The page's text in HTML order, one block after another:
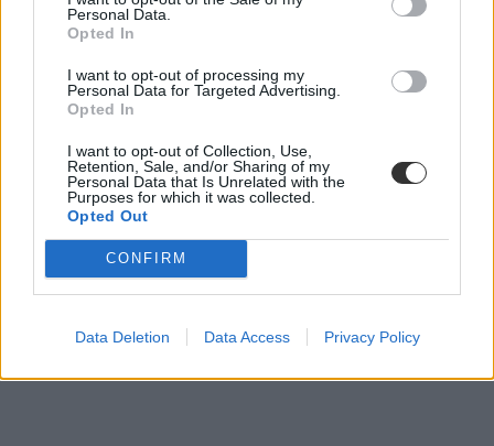
Personal Data.
Opted In
I want to opt-out of processing my
Personal Data for Targeted Advertising.
Opted In
I want to opt-out of Collection, Use,
Retention, Sale, and/or Sharing of my
Personal Data that Is Unrelated with the
Purposes for which it was collected.
Opted Out
CONFIRM
Data Deletion Data Access Privacy Policy
David Guetta, Billie Eilish, Korda György - ők
lépnek majd fel az idei fesztiválszezonban
Kezdetét vette az idei fesztiválszezon: ezen a hétvégén zajlik a
összeszedtük nektek, hogy a nagyobb fesztiválokon milyen
fellépőkre számíthattok idén, és nem csak a népszerűbbek közül
szemezgettünk.
Campus life
Eduline